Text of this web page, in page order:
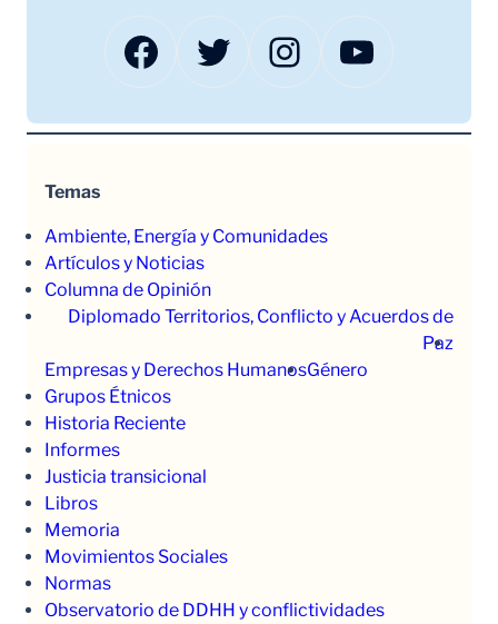
Facebook Twitter Instagram YouTube
Temas
Ambiente, Energía y Comunidades
Artículos y Noticias
Columna de Opinión
Diplomado Territorios, Conflicto y Acuerdos de
Paz
Empresas y Derechos HumanosGénero
Grupos Étnicos
Historia Reciente
Informes
Justicia transicional
Libros
Memoria
Movimientos Sociales
Normas
Observatorio de DDHH y conflictividades